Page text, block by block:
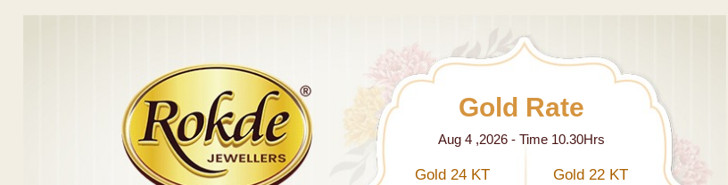
Gold Rate
Aug 4 ,2026 - Time 10.30Hrs
Gold 24 KT Gold 22 KT